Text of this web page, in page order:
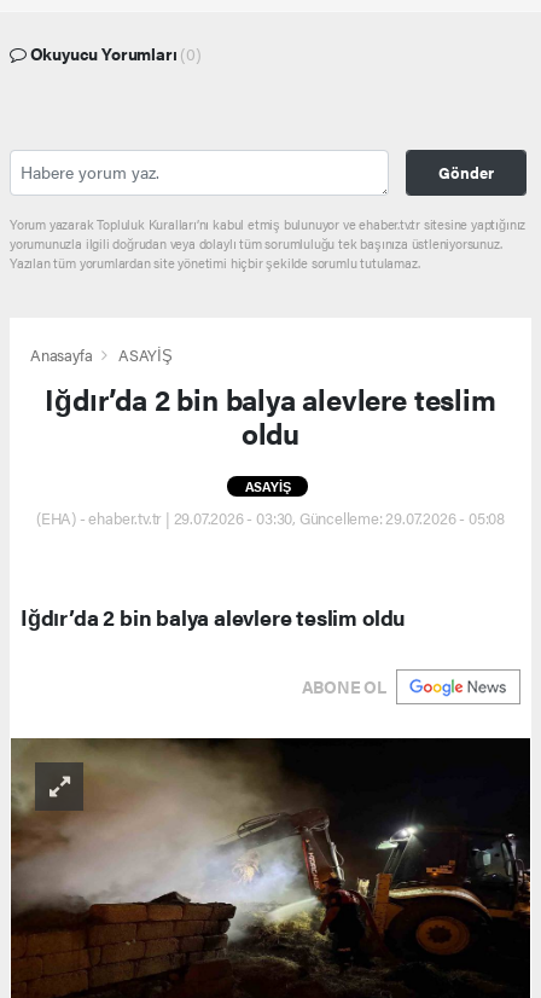
Okuyucu Yorumları (0)
Gönder
Yorum yazarak Topluluk Kuralları’nı kabul etmiş bulunuyor ve ehaber.tv.tr sitesine yaptığınız
yorumunuzla ilgili doğrudan veya dolaylı tüm sorumluluğu tek başınıza üstleniyorsunuz.
Yazılan tüm yorumlardan site yönetimi hiçbir şekilde sorumlu tutulamaz.
Anasayfa ASAYİŞ
Iğdır’da 2 bin balya alevlere teslim
oldu
ASAYİŞ
(EHA) - ehaber.tv.tr | 29.07.2026 - 03:30, Güncelleme: 29.07.2026 - 05:08
Iğdır’da 2 bin balya alevlere teslim oldu
ABONE OL